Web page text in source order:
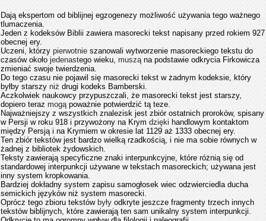
Dają ekspertom od biblijnej egzogenezy możliwość używania tego ważnego
tlumaczenia.
Jeden z kodeksów Biblii zawiera masorecki tekst napisany przed rokiem 927
obecnej ery.
Uczeni, którzy pierwotnie szanowali wytworzenie masoreckiego tekstu do
czasów około jedenastego wieku, musząna podstawie odkrycia Firkowicza
zmieniać swoje twierdzenia.
Do tego czasu nie pojawil się masorecki tekst w żadnym kodeksie, który
byłby starszy niż drugi kodeks Bamberski.
Aczkolwiek naukowcy przypuszczali, że masorecki tekst jest starszy,
dopiero teraz mogąpoważnie potwierdzić tą teze.
Najważniejszy z wszystkich znalezisk jest zbiór ostatnich proroków, spisany
w Persji w roku 918 i przywożony na Krym dzięki handlowym kontaktom
między Persją i na Krymiem w okresie lat 1129 aż 1333 obecnej ery.
Ten zbiór tekstów jest bardzo wielką rzadkością, i nie ma sobie równych w
żadnej z bibliotek żydowskich.
Teksty zawierają specyficzne znaki interpunkcyjne, które różnią się od
standardowej interpunkcji używane w tekstach masoreckich; używana jest
inny system kropkowania.
Bardziej dokładny system zapisu samogłosek wiec odzwierciedla ducha
semickich języków niż system masorecki.
Oprócz tego zbioru tekstów były odkryte jeszcze fragmenty trzech innych
tekstów biblijnych, które zawierają ten sam unikalny system interpunkcji.